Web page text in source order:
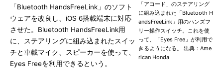
「アコード」のステアリング
に組み込まれた「Bluetooth H
andsFreeLink」用のハンズフ
リー操作スイッチ。これを使
って、「Eyes Free」が利用で
きるようになる。 出典：Ame
rican Honda
「Bluetooth HandsFreeLink」のソフト
ウェアを改良し、iOS 6搭載端末に対応
させた。Bluetooth HandsFreeLink用
に、ステアリングに組み込まれたスイッ
チと車載マイク、スピーカーを使って、
Eyes Freeを利用できるという。